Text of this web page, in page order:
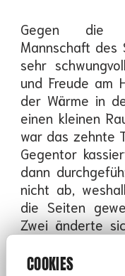
Gegen die
Mannschaft des
sehr
und Freude am
der Wärme in
einen kleinen
war das zehnte
Gegentor
dann
nicht ab,
die Seiten
Zwei änderte
Seriosität
COOKIES